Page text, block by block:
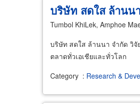
บริษัท สดใส ล้านน
Tumbol KhiLek, Amphoe
บริษัท สดใส ล้านนา จำกัด วิ
ตลาดทั่วเอเชียและทั่วโลก
Category : Research &